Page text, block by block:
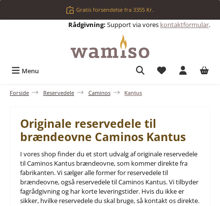
Gratis forsendelse fra 3355 Kr.
Rådgivning: Support via vores kontaktformular.
Menu Du har 0
Forside Reservedele Caminos Kantus
Originale reservedele til
brændeovne Caminos Kantus
I vores shop finder du et stort udvalg af originale reservedele
til Caminos Kantus brændeovne, som kommer direkte fra
fabrikanten. Vi sælger alle former for reservedele til
brændeovne, også reservedele til Caminos Kantus. Vi tilbyder
fagrådgivning og har korte leveringstider. Hvis du ikke er
sikker, hvilke reservedele du skal bruge, så kontakt os direkte.